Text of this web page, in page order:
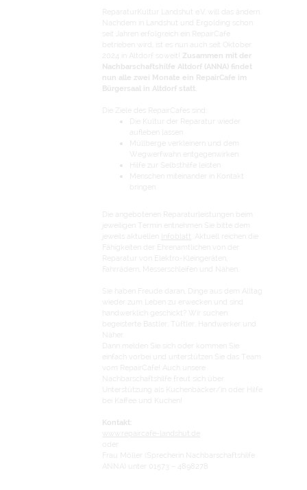
ReparaturKultur Landshut e.V. will das ändern.
Nachdem in Landshut und Ergolding schon
seit Jahren erfolgreich ein RepairCafe
betrieben wird, ist es nun auch seit Oktober
2024 in Altdorf soweit! Zusammen mit der
Nachbarschaftshilfe Altdorf (ANNA) findet
nun alle zwei Monate ein RepairCafe im
Bürgersaal in Altdorf statt.
Die Ziele des RepairCafes sind:
Die Kultur der Reparatur wieder
aufleben lassen
Müllberge verkleinern und dem
Wegwerfwahn entgegenwirken
Hilfe zur Selbsthilfe leisten
Menschen miteinander in Kontakt
Die angebotenen Reparaturleistungen beim
jeweiligen Termin entnehmen Sie bitte dem
jeweils aktuellen
Infoblatt
. Aktuell reichen die
Fähigkeiten der Ehrenamtlichen von der
Reparatur von Elektro-Kleingeräten,
Fahrrädern, Messerschleifen und Nähen.
Sie haben Freude daran, Dinge aus dem Alltag
wieder zum Leben zu erwecken und sind
handwerklich geschickt? Wir suchen
begeisterte Bastler, Tüftler, Handwerker und
Dann melden Sie sich oder kommen Sie
einfach vorbei und unterstützen Sie das Team
vom RepairCafe! Auch unsere
Nachbarschaftshilfe freut sich über
Unterstützung als Kuchenbäcker/in oder Hilfe
bei Kaffee und Kuchen!
Kontakt:
www.repaircafe-landshut.de
Frau Möller (Sprecherin Nachbarschaftshilfe
ANNA) unter 01573 – 4898278